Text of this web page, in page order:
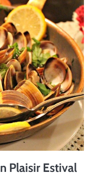
Plaisir Estival